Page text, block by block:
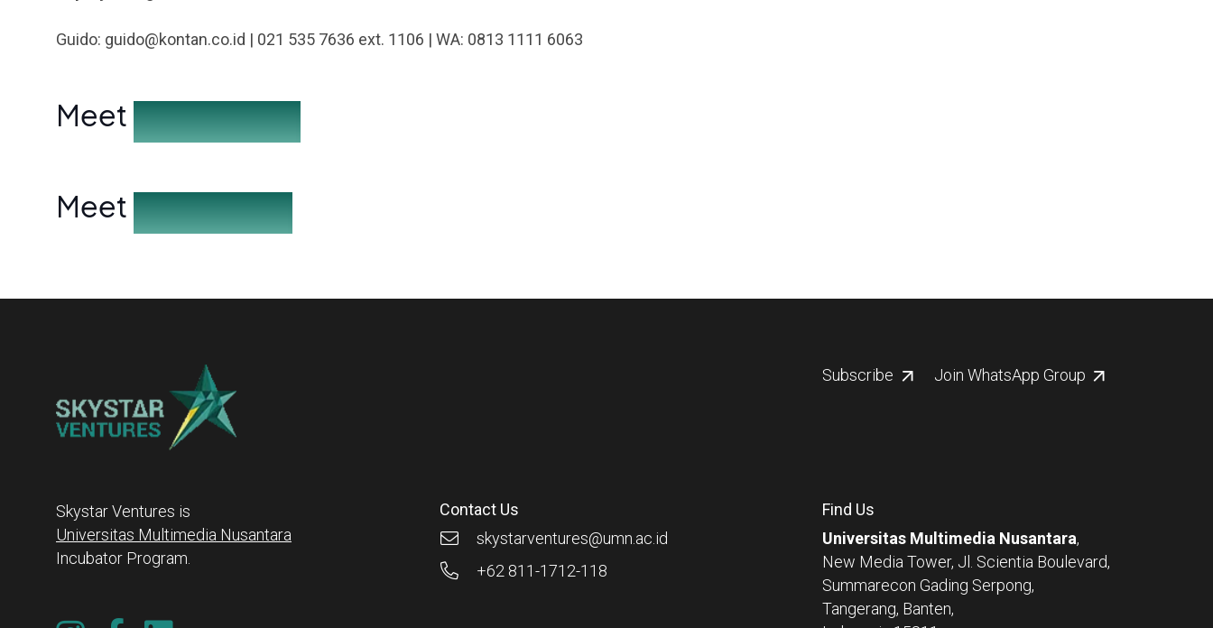
Guido: guido@kontan.co.id | 021 535 7636 ext. 1106 | WA: 0813 1111 6063
Meet the Speakers
Meet the Partners
Subscribe Join WhatsApp Group
Skystar Ventures is
Universitas Multimedia Nusantara
Incubator Program.
Contact Us
skystarventures@umn.ac.id
+62 811-1712-118
Find Us
Universitas Multimedia Nusantara,
New Media Tower, Jl. Scientia Boulevard,
Summarecon Gading Serpong,
Tangerang, Banten,